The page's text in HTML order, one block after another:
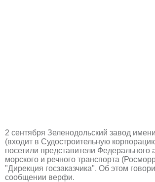
2 сентября Зеленодольский завод
(входит в Судостроительную
посетили представители Федерального
морского и речного транспорта
"Дирекция госзаказчика". Об этом
сообщении верфи.